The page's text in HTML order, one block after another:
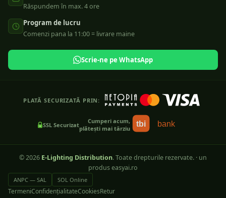
Răspundem în max. 4 ore
Program de lucru
Comenzi pana la 11:00 = livrare maine
Scrie-ne pe WhatsApp
PLATĂ SECURIZATĂ PRIN:
SSL Securizat
Cumperi acum,
plătești mai târziu
tbi bank
©2026 E-Lighting Distribution. Toate drepturile rezervate. · un
produs easyai.ro
ANPC — SAL SOL Online
TermeniConfidențialitateCookiesRetur